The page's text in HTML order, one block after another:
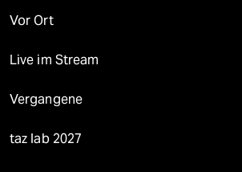
Vor Ort
Live im Stream
Vergangene
taz lab 2027